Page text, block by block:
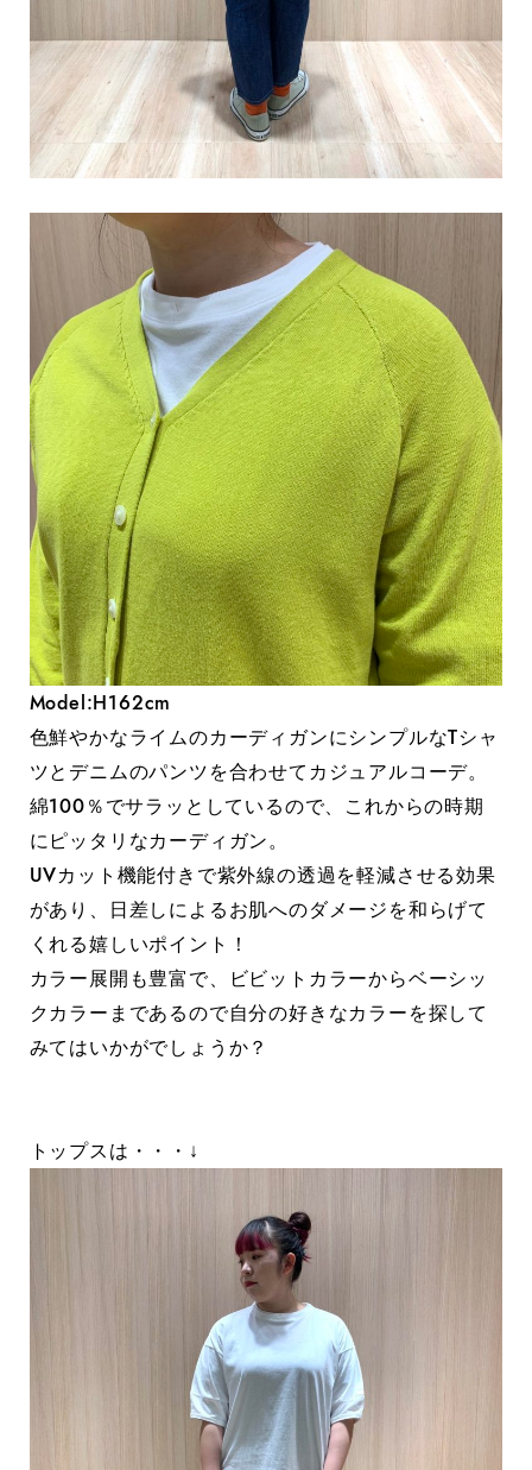
Model:H162cm
色鮮やかなライムのカーディガンにシンプルなTシャ
ツとデニムのパンツを合わせてカジュアルコーデ。
綿100％でサラッとしているので、これからの時期
にピッタリなカーディガン。
UVカット機能付きで紫外線の透過を軽減させる効果
があり、日差しによるお肌へのダメージを和らげて
くれる嬉しいポイント！
カラー展開も豊富で、ビビットカラーからベーシッ
クカラーまであるので自分の好きなカラーを探して
みてはいかがでしょうか？
トップスは・・・↓